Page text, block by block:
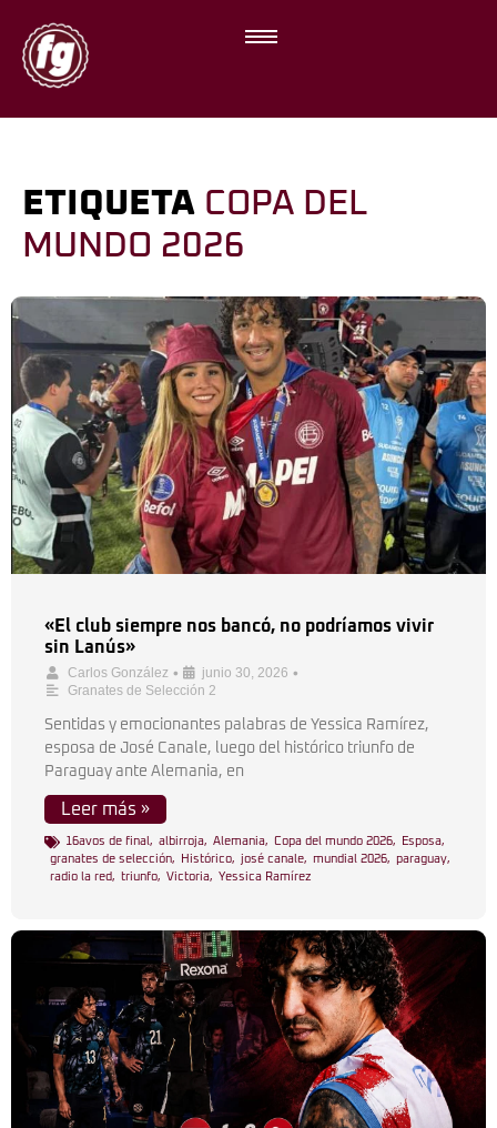
ETIQUETA COPA DEL
MUNDO 2026
«El club siempre nos bancó, no podríamos vivir
sin Lanús»
Carlos González • junio 30, 2026 •
Granates de Selección 2
Sentidas y emocionantes palabras de Yessica Ramírez,
esposa de José Canale, luego del histórico triunfo de
Paraguay ante Alemania, en
Leer más »
16avos de final , albirroja, Alemania, Copa del mundo 2026, Esposa,
granates de selección, Histórico, josé canale, mundial 2026, paraguay,
radio la red, triunfo, Victoria, Yessica Ramírez